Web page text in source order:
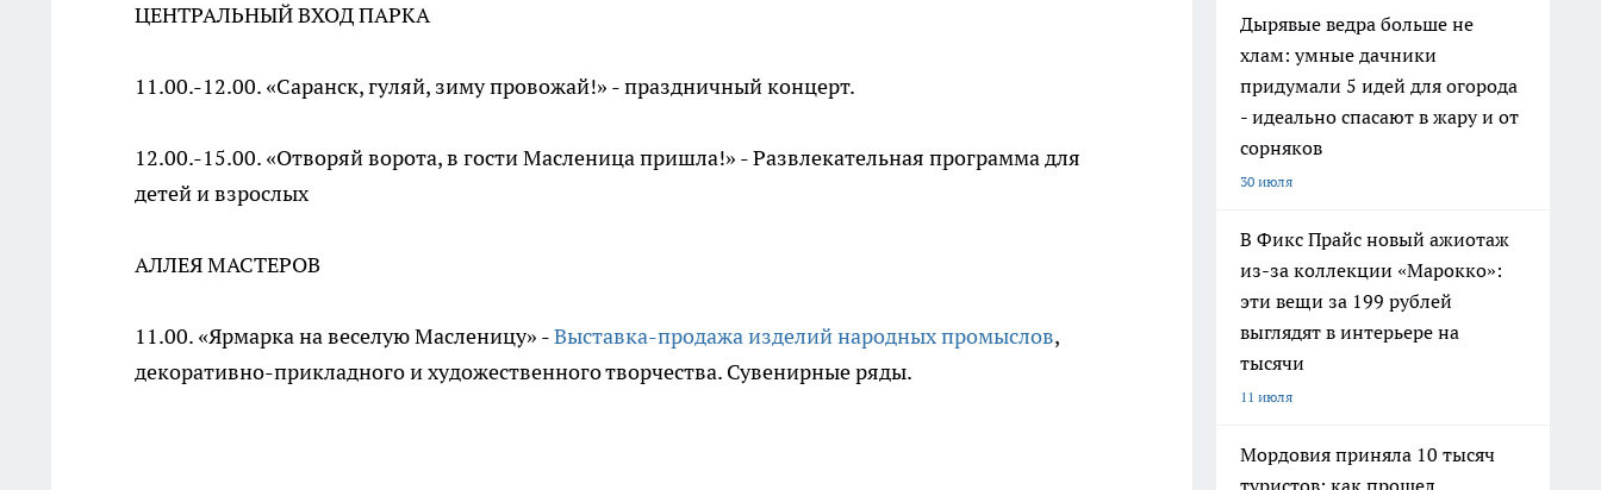
ЦЕНТРАЛЬНЫЙ ВХОД ПАРКА
11.00.-12.00. «Саранск, гуляй, зиму провожай!» - праздничный концерт.
12.00.-15.00. «Отворяй ворота, в гости Масленица пришла!» - Развлекательная программа для
детей и взрослых
АЛЛЕЯ МАСТЕРОВ
11.00. «Ярмарка на веселую Масленицу» -Выставка-продажа изделий народных промыслов,
декоративно-прикладного и художественного творчества. Сувенирные ряды.
Дырявые ведра больше не
хлам: умные дачники
придумали 5 идей для огорода
- идеально спасают в жару и от
сорняков
30 июля
В Фикс Прайс новый ажиотаж
из-за коллекции «Марокко»:
эти вещи за 199 рублей
выглядят в интерьере на
тысячи
11 июля
Мордовия приняла 10 тысяч
туристов: как прошел